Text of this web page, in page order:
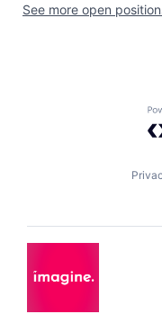
See more open